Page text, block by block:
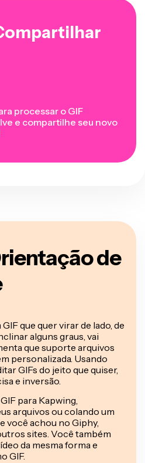
processar o GIF
e compartilhe seu novo
de
que quer virar de lado, de
alguns graus, vai
que suporte arquivos
personalizada. Usando
GIFs do jeito que quiser,
e inversão.
para Kapwing,
arquivos ou colando um
você achou no Giphy,
sites. Você também
da mesma forma e
GIF.